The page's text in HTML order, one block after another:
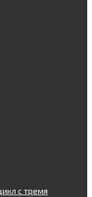
с тремя